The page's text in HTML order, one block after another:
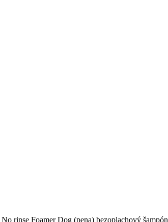
rinse Foamer Dog (pena) bezoplachový šampón